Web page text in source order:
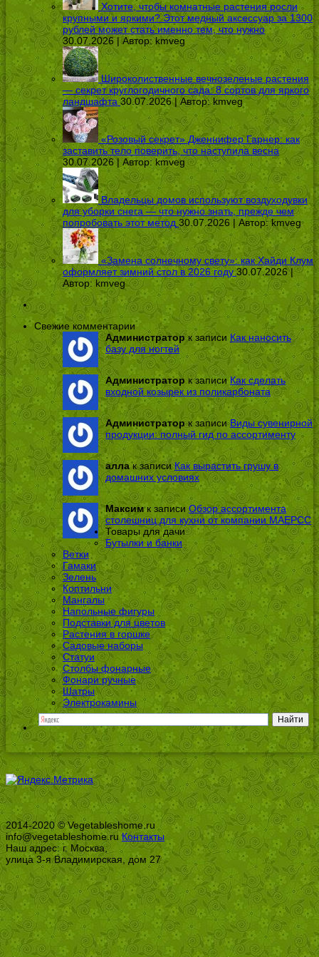
Хотите, чтобы комнатные растения росли
крупными и яркими? Этот медный аксессуар за 1300
рублей может стать именно тем, что нужно
30.07.2026 | Автор:kmveg
Широколиственные вечнозеленые растения
— секрет круглогодичного сада: 8 сортов для яркого
ландшафта 30.07.2026 | Автор:kmveg
«Розовый секрет» Дженнифер Гарнер: как
заставить тело поверить, что наступила весна
30.07.2026 | Автор: kmveg
Владельцы домов используют воздуходувки
для уборки снега — что нужно знать, прежде чем
попробовать этот метод 30.07.2026 | Автор:kmveg
«Замена солнечному свету»: как Хайди Клум
оформляет зимний стол в 2026 году 30.07.2026 |
Автор: kmveg
Свежие комментарии
Администраторк записи Как наносить
базу для ногтей
Администраторк записиКак сделать
входной козырек из поликарбоната
Администраторк записиВиды сувенирной
продукции: полный гид по ассортименту
аллак записиКак вырастить грушу в
домашних условиях
Максимк записиОбзор ассортимента
столешниц для кухни от компании МАЕРСС
Товары для дачи
Бутылки и банки
Ветки
Гамаки
Зелень
Коптильни
Мангалы
Напольные фигуры
Подставки для цветов
Растения в горшке
Садовые наборы
Статуи
Столбы фонарные
Фонари ручные
Шатры
Электрокамины
2014-2020 © Vegetableshome.ru
info@vegetableshome.ruКонтакты
Наш адрес: г. Москва,
улица 3-я Владимирская, дом 27